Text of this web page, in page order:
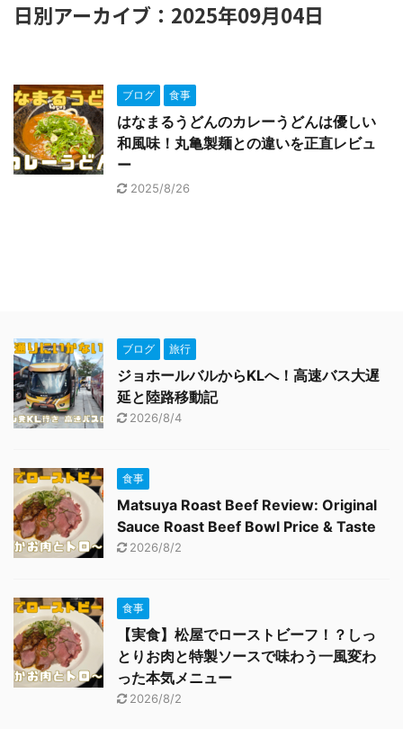
日別アーカイブ：2025年09月04日
ブログ 食事
はなまるうどんのカレーうどんは優しい
和風味！丸亀製麺との違いを正直レビュ
ー
2025/8/26
ブログ 旅行
ジョホールバルからKLへ！高速バス大遅
延と陸路移動記
2026/8/4
食事
Matsuya Roast Beef Review: Original
Sauce Roast Beef Bowl Price & Taste
2026/8/2
食事
【実食】松屋でローストビーフ！？しっ
とりお肉と特製ソースで味わう一風変わ
った本気メニュー
2026/8/2